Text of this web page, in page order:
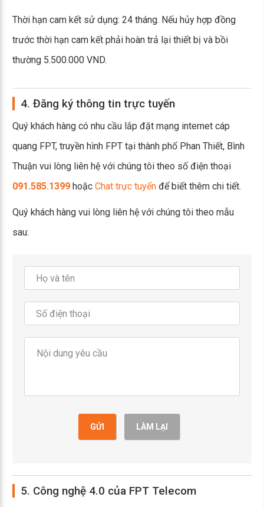
Thời hạn cam kết sử dụng: 24 tháng. Nếu hủy hợp đồng
trước thời hạn cam kết phải hoàn trả lại thiết bị và bồi
thường 5.500.000 VND.
4. Đăng ký thông tin trực tuyến
Quý khách hàng có nhu cầu lắp đặt mạng internet cáp
quang FPT, truyền hình FPT tại thành phố Phan Thiết, Bình
Thuận vui lòng liên hệ với chúng tôi theo số điện thoại
091.585.1399 hoặc Chat trực tuyến để biết thêm chi tiết.
Quý khách hàng vui lòng liên hệ với chúng tôi theo mẫu
sau:
GỬI LÀM LẠI
5. Công nghệ 4.0 của FPT Telecom